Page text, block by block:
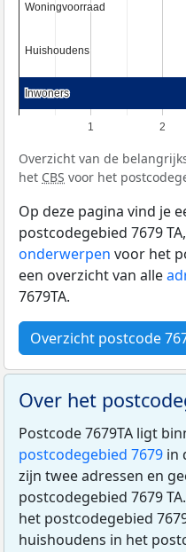
1 2
Woningvoorraad
Woningvoorraad
Huishoudens
Huishoudens
Inwoners
Inwoners
Overzicht van de
het CBS voor het
Op deze pagina vind je
postcodegebied 7679
onderwerpen voor het
een overzicht van alle
7679TA.
Overzicht postcode
Over het
Postcode 7679TA ligt
postcodegebied 7679 in
zijn twee adressen en
postcodegebied 7679
het postcodegebied
huishoudens in het